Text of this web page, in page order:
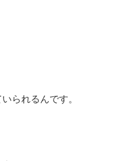
られるんです。